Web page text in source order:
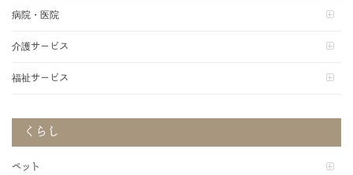
病院・医院
介護サービス
福祉サービス
くらし
ペット